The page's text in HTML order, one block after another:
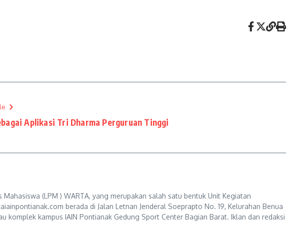
Aplikasi Tri Dharma Perguruan Tinggi
(LPM ) WARTA, yang merupakan salah satu bentuk Unit Kegiatan
berada di Jalan Letnan Jenderal Soeprapto No. 19, Kelurahan Benua
kampus IAIN Pontianak Gedung Sport Center Bagian Barat. Iklan dan redaksi